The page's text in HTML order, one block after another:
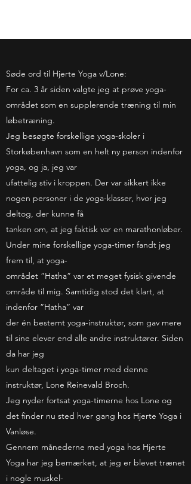
Søde ord til Hjerte Yoga v/Lone:
For ca. 3 år siden valgte jeg at prøve yoga-
området som en supplerende træning til min
løbetræning.
Jeg besøgte forskellige yoga-skoler i
Storkøbenhavn som en helt ny person indenfor
yoga, og ja, jeg var
ufattelig stiv i kroppen. Der var sikkert ikke
nogen personer i de yoga-klasser, hvor jeg
deltog, der kunne få
tanken om, at jeg faktisk var en marathonløber.
Under mine forskellige yoga-timer fandt jeg
frem til, at yoga-
området ”Hatha” var et meget fysisk givende
område til mig. Samtidig stod det klart, at
indenfor ”Hatha” var
der én bestemt yoga-instruktør, som gav mere
til sine elever end alle andre instruktører. Siden
da har jeg
kun deltaget i yoga-timer med denne
instruktør, Lone Reinevald Broch.
Jeg nyder fortsat yoga-timerne hos Lone og
det finder nu sted hver gang hos Hjerte Yoga i
Vanløse.
Gennem månederne med yoga hos Hjerte
Yoga har jeg bemærket, at jeg er blevet trænet
i nogle muskel-